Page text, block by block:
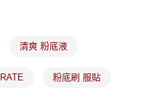
數、繳款截止日，確認付款後即完
依後續交易確認頁面所載為準。
未達大哥付你分期系統評分，恕無
運費
清爽 粉底液
粉底刷 服貼